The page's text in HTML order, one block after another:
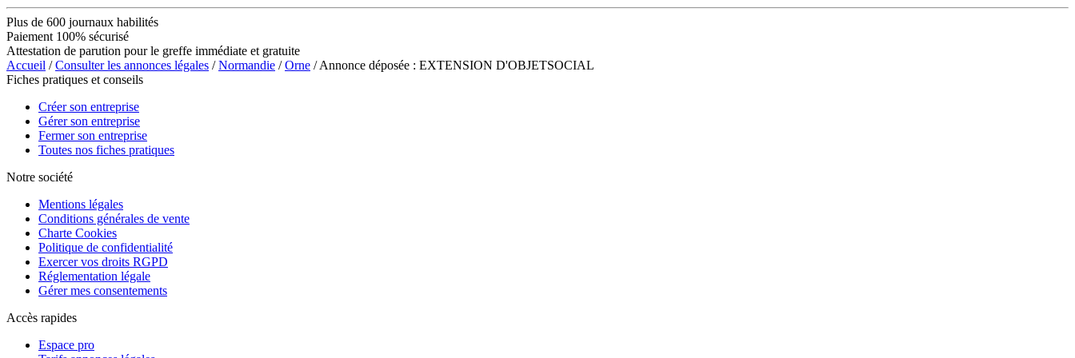
Plus de 600 journaux habilités
Paiement 100% sécurisé
Attestation de parution pour le greffe immédiate et gratuite
Accueil /Consulter les annonces légales /Normandie /Orne / Annonce déposée : EXTENSION D'OBJETSOCIAL
Fiches pratiques et conseils
Créer son entreprise
Gérer son entreprise
Fermer son entreprise
Toutes nos fiches pratiques
Notre société
Mentions légales
Conditions générales de vente
Charte Cookies
Politique de confidentialité
Exercer vos droits RGPD
Réglementation légale
Gérer mes consentements
Accès rapides
Espace pro